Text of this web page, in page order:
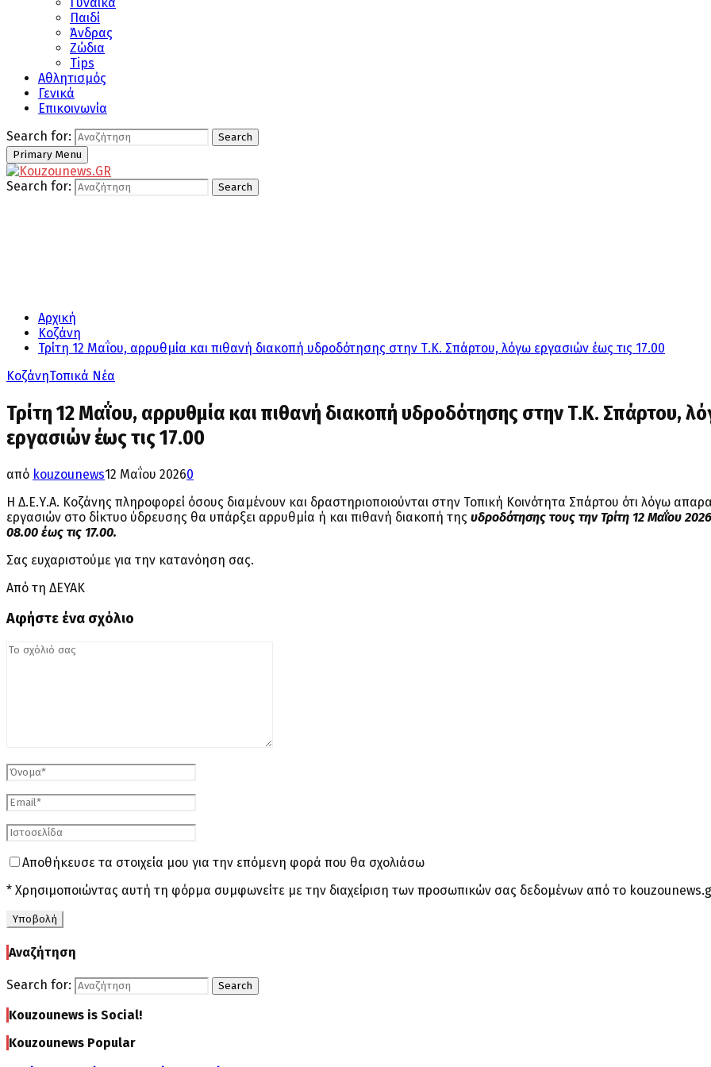
Παιδί
Άνδρας
Ζώδια
Tips
Αθλητισμός
Γενικά
Επικοινωνία
Search for:
Search
Primary Menu
Search for: Search
Αρχική
Κοζάνη
Τρίτη 12 Μαΐου, αρρυθμία και πιθανή διακοπή υδροδότησης στην Τ.Κ. Σπάρτου, λόγω εργασιών έως τις 17.00
ΚοζάνηΤοπικά Νέα
Τρίτη 12 Μαΐου, αρρυθμία και πιθανή διακοπή υδροδότησης στην Τ.Κ. Σπάρτου,
εργασιών έως τις 17.00
από kouzounews12 Μαΐου 20260
Η Δ.Ε.Υ.Α. Κοζάνης πληροφορεί όσους διαμένουν και δραστηριοποιούνται στην Τοπική Κοινότητα Σπάρτου ότι λόγω
εργασιών στο δίκτυο ύδρευσης θα υπάρξει αρρυθμία ή και πιθανή διακοπή της υδροδότησης τους την Τρίτη 12 Μαΐου
08.00 έως τις 17.00.
Σας ευχαριστούμε για την κατανόηση σας.
Από τη ΔΕΥΑΚ
Αφήστε ένα σχόλιο
Αποθήκευσε τα στοιχεία μου για την επόμενη φορά που θα σχολιάσω
* Χρησιμοποιώντας αυτή τη φόρμα συμφωνείτε με την διαχείριση των προσωπικών σας δεδομένων από το
Αναζήτηση
Search for: Search
Kouzounews is Social!
Kouzounews Popular